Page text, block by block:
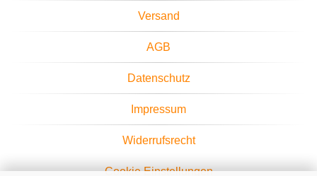
Versand
AGB
Datenschutz
Impressum
Widerrufsrecht
Cookie Einstellungen